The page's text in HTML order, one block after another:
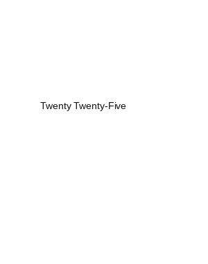
Twenty Twenty-Five